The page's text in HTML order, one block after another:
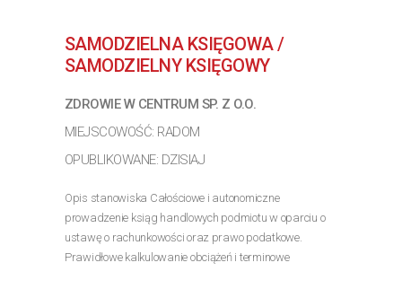
>> Poznaj szczegóły oferty
SAMODZIELNA KSIĘGOWA /
SAMODZIELNY KSIĘGOWY
ZDROWIE W CENTRUM SP. Z O.O.
MIEJSCOWOŚĆ: RADOM
OPUBLIKOWANE: DZISIAJ
Opis stanowiska Całościowe i autonomiczne
prowadzenie ksiąg handlowych podmiotu w oparciu o
ustawę o rachunkowości oraz prawo podatkowe.
Prawidłowe kalkulowanie obciążeń i terminowe